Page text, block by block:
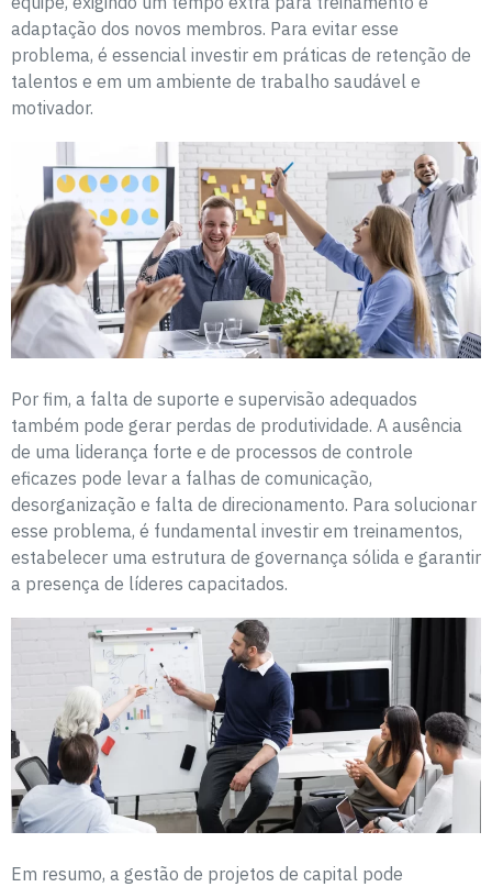
adaptação dos novos membros. Para evitar esse
problema, é essencial investir em práticas de retenção de
talentos e em um ambiente de trabalho saudável e
motivador.
Por fim, a falta de suporte e supervisão adequados
também pode gerar perdas de produtividade. A ausência
de uma liderança forte e de processos de controle
eficazes pode levar a falhas de comunicação,
desorganização e falta de direcionamento. Para solucionar
esse problema, é fundamental investir em treinamentos,
estabelecer uma estrutura de governança sólida e garantir
a presença de líderes capacitados.
Em resumo, a gestão de projetos de capital pode